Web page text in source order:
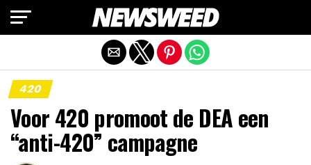
420
Voor 420 promoot de DEA een
“anti-420” campagne
Mobiele versie afsluiten